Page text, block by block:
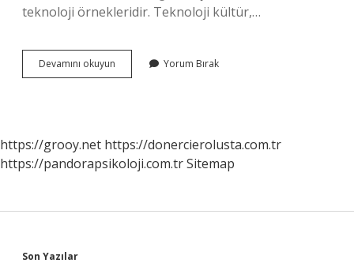
teknoloji örnekleridir. Teknoloji kültür,…
Devamını okuyun
Teknolojiler
Yorum Bırak
https://grooy.net https://donercierolusta.com.tr
https://pandorapsikoloji.com.trSitemap
Son Yazılar